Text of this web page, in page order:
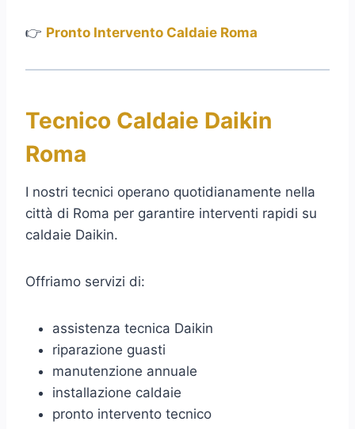
👉 Pronto Intervento Caldaie Roma
Tecnico Caldaie Daikin
Roma
I nostri tecnici operano quotidianamente nella
città di Roma per garantire interventi rapidi su
caldaie Daikin.
Offriamo servizi di:
assistenza tecnica Daikin
riparazione guasti
manutenzione annuale
installazione caldaie
pronto intervento tecnico